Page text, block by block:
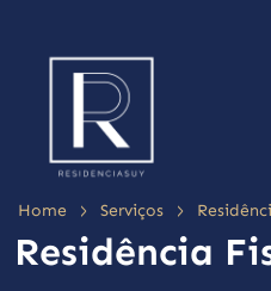
Home > Serviços >
Residência